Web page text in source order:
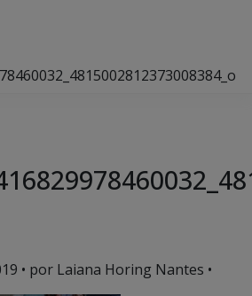
• por Laiana Horing Nantes •